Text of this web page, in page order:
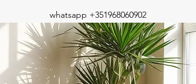
whatsapp +351968060902